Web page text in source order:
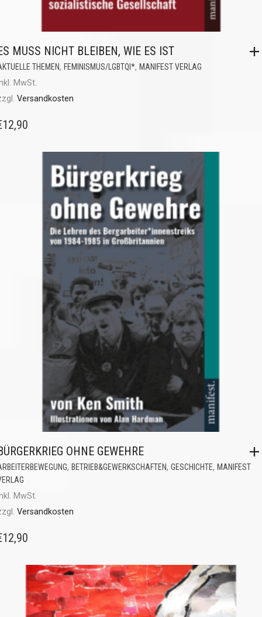
MUSS NICHT BLEIBEN, WIE ES IST
THEMEN, FEMINISMUS/LGBTQI*, MANIFEST VERLAG
MwSt.
Versandkosten
12,90
OHNE GEWEHRE
, BETRIEB&GEWERKSCHAFTEN, GESCHICHTE, MANIFEST
MwSt.
Versandkosten
12,90